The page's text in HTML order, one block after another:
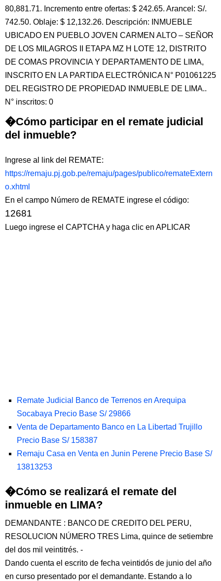
80,881.71. Incremento entre ofertas: $ 242.65. Arancel: S/.
742.50. Oblaje: $ 12,132.26. Descripción: INMUEBLE
UBICADO EN PUEBLO JOVEN CARMEN ALTO – SEÑOR
DE LOS MILAGROS II ETAPA MZ H LOTE 12, DISTRITO
DE COMAS PROVINCIA Y DEPARTAMENTO DE LIMA,
INSCRITO EN LA PARTIDA ELECTRÓNICA N° P01061225
DEL REGISTRO DE PROPIEDAD INMUEBLE DE LIMA..
N° inscritos: 0
�Cómo participar en el remate judicial
del inmueble?
Ingrese al link del REMATE:
https://remaju.pj.gob.pe/remaju/pages/publico/remateExtern
o.xhtml
En el campo Número de REMATE ingrese el código:
12681
Luego ingrese el CAPTCHA y haga clic en APLICAR
Remate Judicial Banco de Terrenos en Arequipa
Socabaya Precio Base S/ 29866
Venta de Departamento Banco en La Libertad Trujillo
Precio Base S/ 158387
Remaju Casa en Venta en Junin Perene Precio Base S/
13813253
�Cómo se realizará el remate del
inmueble en LIMA?
DEMANDANTE : BANCO DE CREDITO DEL PERU,
RESOLUCION NÚMERO TRES Lima, quince de setiembre
del dos mil veintitrés. -
Dando cuenta el escrito de fecha veintidós de junio del año
en curso presentado por el demandante. Estando a lo